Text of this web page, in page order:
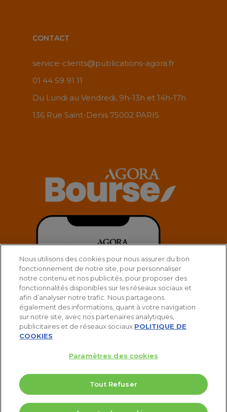
CONTACT
service-clients@publications-agora.fr
01 44 59 91 11
Du Lundi au Vendredi, 9h-13h et 14h-17h
136 Rue Saint-Denis 75002 PARIS
5 Valeurs pour doubler votre PEA
Nous utilisons des cookies pour nous assurer du bon
fonctionnement de notre site, pour personnaliser
notre contenu et nos publicités, pour proposer des
fonctionnalités disponibles sur les réseaux sociaux et
afin d’analyser notre trafic. Nous partageons
également des informations, quant à votre navigation
sur notre site, avec nos partenaires analytiques,
publicitaires et de réseaux sociaux. POLITIQUE DE
COOKIES
Paramètres des cookies
Tout Refuser